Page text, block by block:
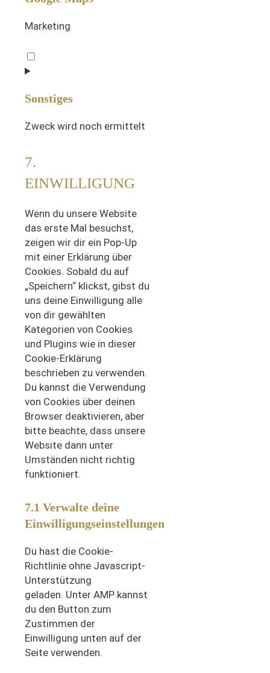
Marketing
Consent
to
google-
Sonstiges
Zweck wird noch ermittelt
Consent
to
service
7.
EINWILLIGUNG
Wenn du unsere Website
das erste Mal besuchst,
zeigen wir dir ein Pop-Up
mit einer Erklärung über
Cookies. Sobald du auf
„Speichern“ klickst, gibst du
uns deine Einwilligung alle
von dir gewählten
Kategorien von Cookies
und Plugins wie in dieser
Cookie-Erklärung
beschrieben zu verwenden.
Du kannst die Verwendung
von Cookies über deinen
Browser deaktivieren, aber
bitte beachte, dass unsere
Website dann unter
Umständen nicht richtig
funktioniert.
7.1 Verwalte deine
Einwilligungseinstellungen
Du hast die Cookie-
Richtlinie ohne Javascript-
Unterstützung
geladen. Unter AMP kannst
du den Button zum
Zustimmen der
Einwilligung unten auf der
Seite verwenden.